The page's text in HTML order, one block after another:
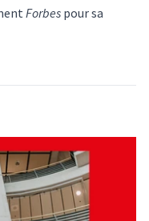
Forbes pour sa